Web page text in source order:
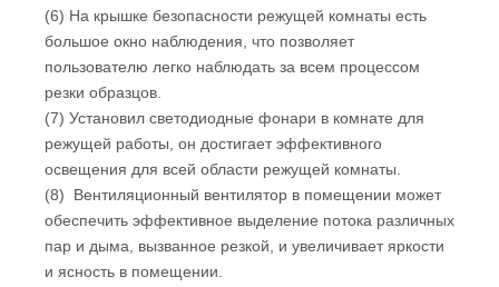
(6) На крышке безопасности режущей комнаты есть
большое окно наблюдения, что позволяет
пользователю легко наблюдать за всем процессом
резки образцов.
(7) Установил светодиодные фонари в комнате для
режущей работы, он достигает эффективного
освещения для всей области режущей комнаты.
(8) Вентиляционный вентилятор в помещении может
обеспечить эффективное выделение потока различных
пар и дыма, вызванное резкой, и увеличивает яркости
и ясность в помещении.